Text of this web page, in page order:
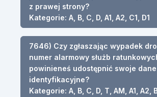
z prawej strony?
Kategorie: A, B, C, D, A1, A2, C1, D1
7646) Czy zgłaszając wypadek
numer alarmowy służb
powinieneś udostępnić swoje dane
identyfikacyjne?
Kategorie: A, B, C, D, T, AM, A1, A2,